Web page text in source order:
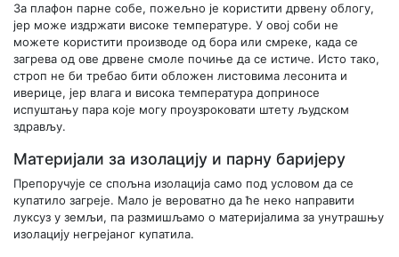
За плафон парне собе, пожељно је користити дрвену облогу,
јер може издржати високе температуре. У овој соби не
можете користити производе од бора или смреке, када се
загрева од ове дрвене смоле почиње да се истиче. Исто тако,
строп не би требао бити обложен листовима лесонита и
иверице, јер влага и висока температура доприносе
испуштању пара које могу проузроковати штету људском
здрављу.
Материјали за изолацију и парну баријеру
Препоручује се спољна изолација само под условом да се
купатило загреје. Мало је вероватно да ће неко направити
луксуз у земљи, па размишљамо о материјалима за унутрашњу
изолацију негрејаног купатила.